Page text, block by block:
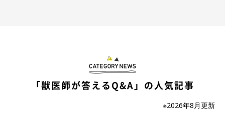
「獣医師が答えるQ&A」の人気記事
※2026年8月更新